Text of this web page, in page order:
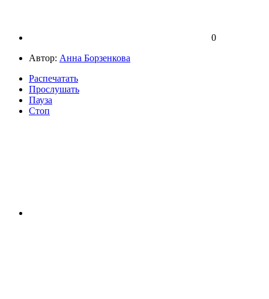
0
Автор: Анна Борзенкова
Распечатать
Прослушать
Пауза
Стоп